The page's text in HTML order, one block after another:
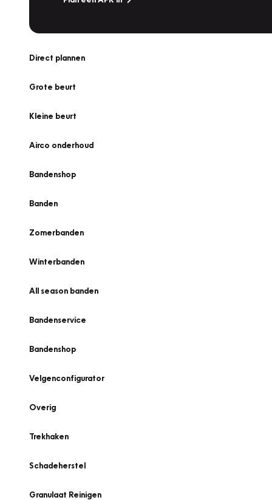
Direct plannen
Grote beurt
Kleine beurt
Airco onderhoud
Bandenshop
Banden
Zomerbanden
Winterbanden
All season banden
Bandenservice
Bandenshop
Velgenconfigurator
Overig
Trekhaken
Schadeherstel
Granulaat Reinigen